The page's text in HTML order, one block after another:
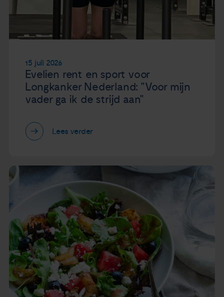
Nieuws
Agenda
Over ons
Zorgverleners
Contact
15 juli 2026
Evelien rent en sport voor
Longkanker Nederland: "Voor mijn
vader ga ik de strijd aan"
Lees verder